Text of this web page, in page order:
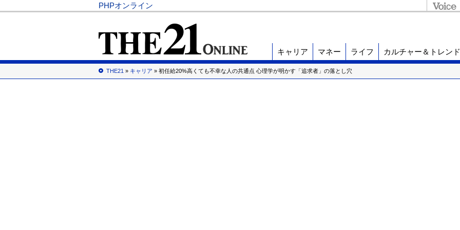
PHPオンライン
キャリア マネー ライフ カルチャー＆トレンド
THE21 » キャリア » 初任給20%高くても不幸な人の共通点 心理学が明かす「追求者」の落とし穴